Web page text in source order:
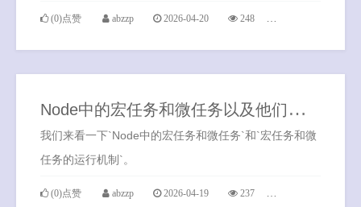
(0)点赞 abzzp 2026-04-20 248
N
ode中的宏任务和微任务以及他们两个的运行机制是怎样的？
我们来看一下`Node中的宏任务和微任务`和`宏任务和微
任务的运行机制`。
(0)点赞 abzzp 2026-04-19 237